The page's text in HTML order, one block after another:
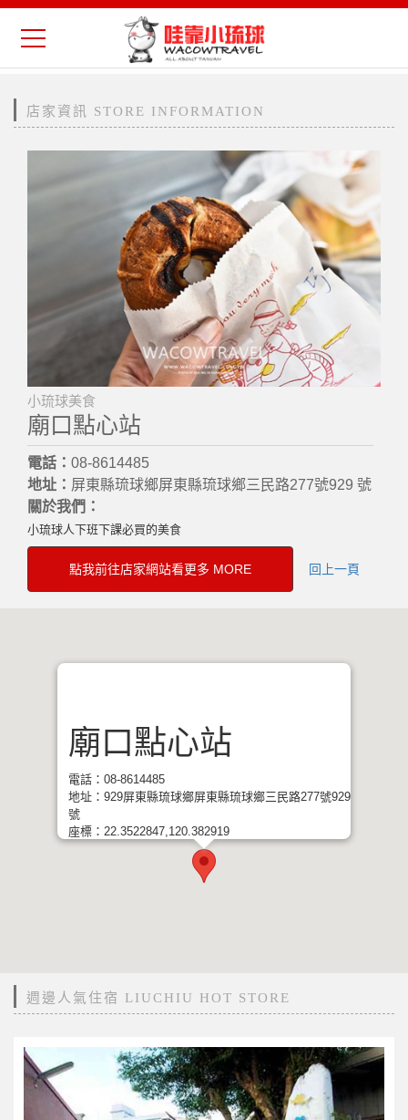
店家資訊 STORE INFORMATION
小琉球美食
廟口點心站
電話： 08-8614485
地址： 屏東縣琉球鄉屏東縣琉球鄉三民路277號929 號
關於我們：
小琉球人下班下課必買的美食
點我前往店家網站看更多 MORE 回上一頁
廟口點心站
電話：08-8614485
地址：929屏東縣琉球鄉屏東縣琉球鄉三民路277號929
號
座標：22.3522847,120.382919
週邊人氣住宿 LIUCHIU HOT STORE